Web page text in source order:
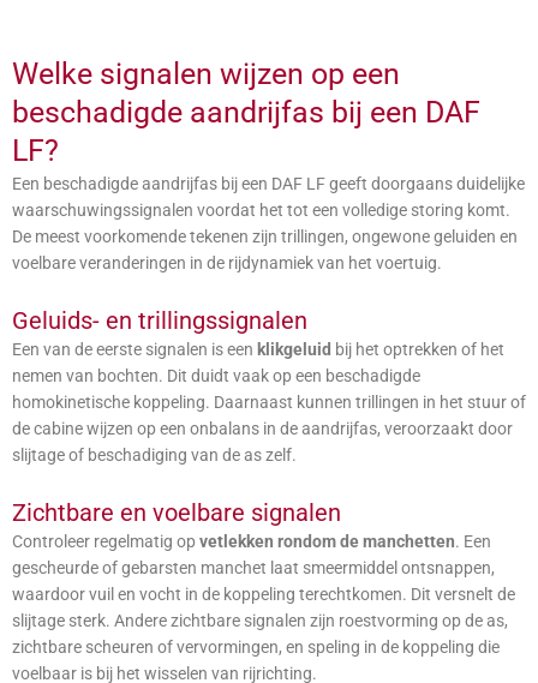
Welke signalen wijzen op een
beschadigde aandrijfas bij een DAF
LF?
Een beschadigde aandrijfas bij een DAF LF geeft doorgaans duidelijke
waarschuwingssignalen voordat het tot een volledige storing komt.
De meest voorkomende tekenen zijn trillingen, ongewone geluiden en
voelbare veranderingen in de rijdynamiek van het voertuig.
Geluids- en trillingssignalen
Een van de eerste signalen is een klikgeluid bij het optrekken of het
nemen van bochten. Dit duidt vaak op een beschadigde
homokinetische koppeling. Daarnaast kunnen trillingen in het stuur of
de cabine wijzen op een onbalans in de aandrijfas, veroorzaakt door
slijtage of beschadiging van de as zelf.
Zichtbare en voelbare signalen
Controleer regelmatig op vetlekken rondom de manchetten. Een
gescheurde of gebarsten manchet laat smeermiddel ontsnappen,
waardoor vuil en vocht in de koppeling terechtkomen. Dit versnelt de
slijtage sterk. Andere zichtbare signalen zijn roestvorming op de as,
zichtbare scheuren of vervormingen, en speling in de koppeling die
voelbaar is bij het wisselen van rijrichting.